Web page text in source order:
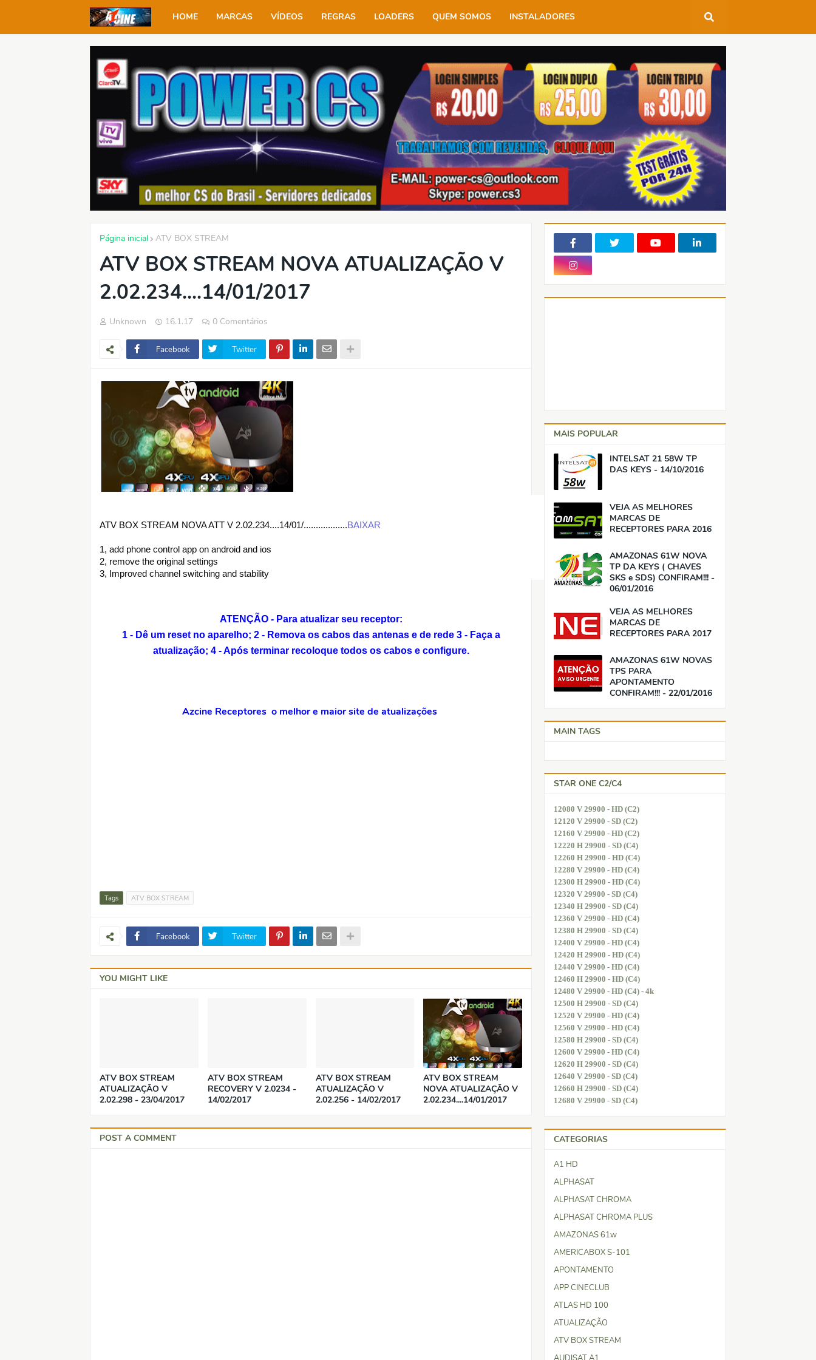
HOME MARCAS VÍDEOS REGRAS LOADERS QUEM SOMOS INSTALADORES
Página inicial ATV BOX STREAM
ATV BOX STREAM NOVA ATUALIZAÇÃO V
2.02.234....14/01/2017
Unknown 16.1.17 0 Comentários
Facebook Twitter
ATV BOX STREAM NOVA ATT V 2.02.234....14/01/..................BAIXAR
1, add phone control app on android and ios
2, remove the original settings
3, Improved channel switching and stability
ATENÇÃO - Para atualizar seu receptor:
1 - Dê um reset no aparelho; 2 - Remova os cabos das antenas e de rede 3 - Faça a
atualização; 4 - Após terminar recoloque todos os cabos e configure.
Azcine Receptores o melhor e maior site de atualizações
Tags ATV BOX STREAM
Facebook Twitter
YOU MIGHT LIKE
ATV BOX STREAM
ATUALIZAÇÃO V
2.02.298 - 23/04/2017
ATV BOX STREAM
RECOVERY V 2.0234 -
14/02/2017
ATV BOX STREAM
ATUALIZAÇÃO V
2.02.256 - 14/02/2017
ATV BOX STREAM
NOVA ATUALIZAÇÃO V
2.02.234....14/01/2017
POST A COMMENT
MAIS POPULAR
INTELSAT 21 58W TP
DAS KEYS - 14/10/2016
VEJA AS MELHORES
MARCAS DE
RECEPTORES PARA 2016
AMAZONAS 61W NOVA
TP DA KEYS ( CHAVES
SKS e SDS) CONFIRAM!!! -
06/01/2016
VEJA AS MELHORES
MARCAS DE
RECEPTORES PARA 2017
AMAZONAS 61W NOVAS
TPS PARA
APONTAMENTO
CONFIRAM!!! - 22/01/2016
MAIN TAGS
STAR ONE C2/C4
12080 V 29900 - HD (C2)
12120 V 29900 - SD (C2)
12160 V 29900 - HD (C2)
12220 H 29900 - SD (C4)
12260 H 29900 - HD (C4)
12280 V 29900 - HD (C4)
12300 H 29900 - HD (C4)
12320 V 29900 - SD (C4)
12340 H 29900 - SD (C4)
12360 V 29900 - HD (C4)
12380 H 29900 - SD (C4)
12400 V 29900 - HD (C4)
12420 H 29900 - HD (C4)
12440 V 29900 - HD (C4)
12460 H 29900 - HD (C4)
12480 V 29900 - HD (C4) - 4k
12500 H 29900 - SD (C4)
12520 V 29900 - HD (C4)
12560 V 29900 - HD (C4)
12580 H 29900 - SD (C4)
12600 V 29900 - HD (C4)
12620 H 29900 - SD (C4)
12640 V 29900 - SD (C4)
12660 H 29900 - SD (C4)
12680 V 29900 - SD (C4)
CATEGORIAS
A1 HD
ALPHASAT
ALPHASAT CHROMA
ALPHASAT CHROMA PLUS
AMAZONAS 61w
AMERICABOX S-101
APONTAMENTO
APP CINECLUB
ATLAS HD 100
ATUALIZAÇÃO
ATV BOX STREAM